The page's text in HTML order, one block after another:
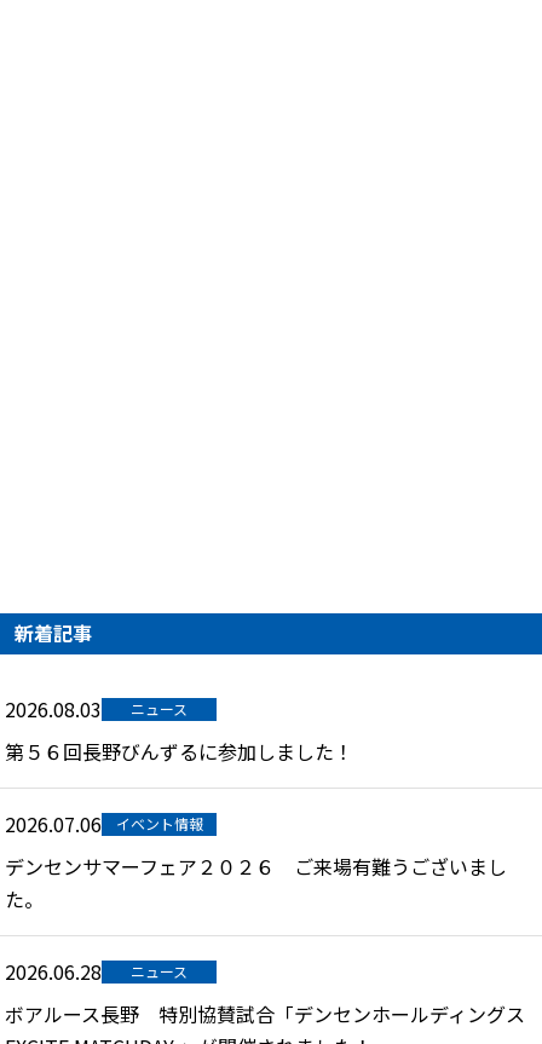
新着記事
2026.08.03 ニュース
第５６回長野びんずるに参加しました！
2026.07.06 イベント情報
デンセンサマーフェア２０２６ ご来場有難うございまし
た。
2026.06.28 ニュース
ボアルース長野 特別協賛試合「デンセンホールディングス